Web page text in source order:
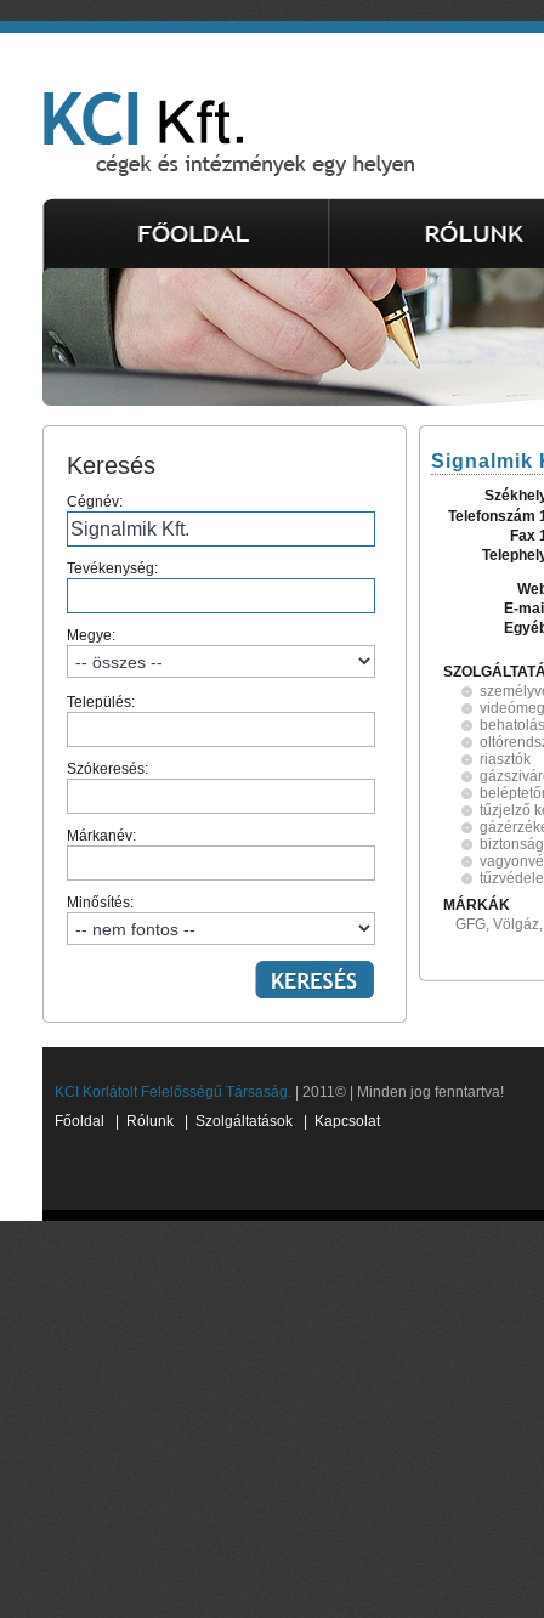
Keresés
Cégnév:
Tevékenység:
Megye:
Település:
Szókeresés:
Márkanév:
Minősítés:
Signalmik
Telefonszám
Fax
E-
riasztók
tűzjelző
MÁRKÁK
GFG,
KCI Korlátolt Felelősségű Társaság. | 2011© | Minden jog fenntartva!
Főoldal
Rólunk Szolgáltatások Kapcsolat